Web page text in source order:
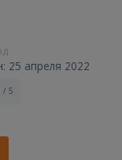
25 апреля 2022
/ 5